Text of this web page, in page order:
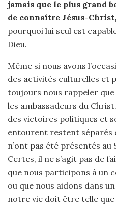
jamais que le plus grand
de connaître Jésus-Christ,
pourquoi lui seul est
Dieu.
Même si nous avons
des activités culturelles et
toujours nous rappeler
les ambassadeurs du
des victoires politiques et
entourent restent séparés
n’ont pas été présentés au
Certes, il ne s’agit pas de
que nous participons à un
ou que nous aidons dans
notre vie doit être telle que